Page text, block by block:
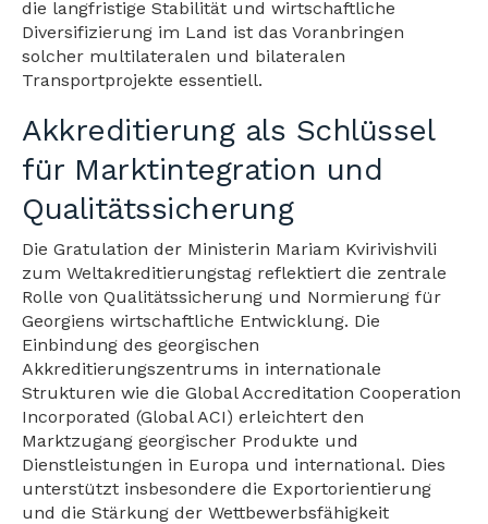
die langfristige Stabilität und wirtschaftliche
Diversifizierung im Land ist das Voranbringen
solcher multilateralen und bilateralen
Transportprojekte essentiell.
Akkreditierung als Schlüssel
für Marktintegration und
Qualitätssicherung
Die Gratulation der Ministerin Mariam Kvirivishvili
zum Weltakreditierungstag reflektiert die zentrale
Rolle von Qualitätssicherung und Normierung für
Georgiens wirtschaftliche Entwicklung. Die
Einbindung des georgischen
Akkreditierungszentrums in internationale
Strukturen wie die Global Accreditation Cooperation
Incorporated (Global ACI) erleichtert den
Marktzugang georgischer Produkte und
Dienstleistungen in Europa und international. Dies
unterstützt insbesondere die Exportorientierung
und die Stärkung der Wettbewerbsfähigkeit